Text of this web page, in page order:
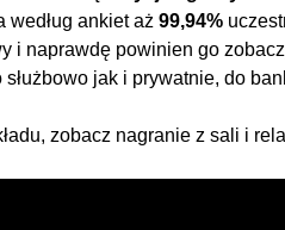
według ankiet aż 99,94%
i naprawdę powinien go
służbowo jak i prywatnie, do
zobacz nagranie z sali i